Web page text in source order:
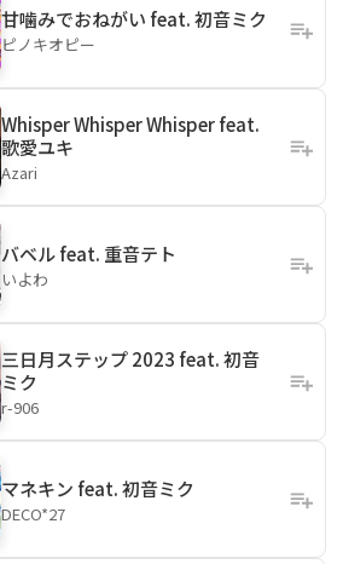
甘噛みでおねがい feat. 初音ミク
ピノキオピー
Whisper Whisper Whisper feat.
歌愛ユキ
Azari
バベル feat. 重音テト
いよわ
三日月ステップ 2023 feat. 初音
ミク
r-906
マネキン feat. 初音ミク
DECO*27